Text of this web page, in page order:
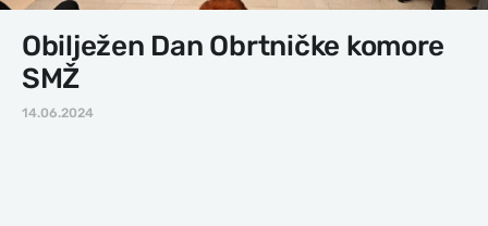
Obilježen Dan Obrtničke komore
SMŽ
14.06.2024